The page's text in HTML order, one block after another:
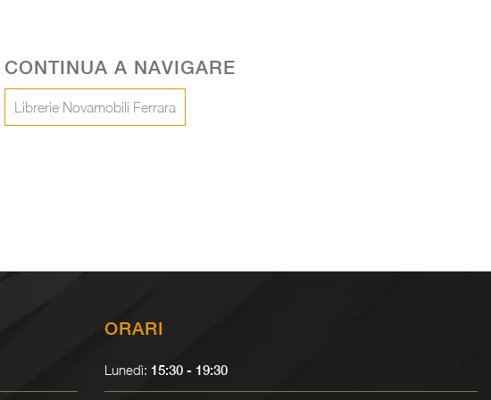
CONTINUA A NAVIGARE
Librerie Novamobili Ferrara
ORARI
Lunedì: 15:30 - 19:30